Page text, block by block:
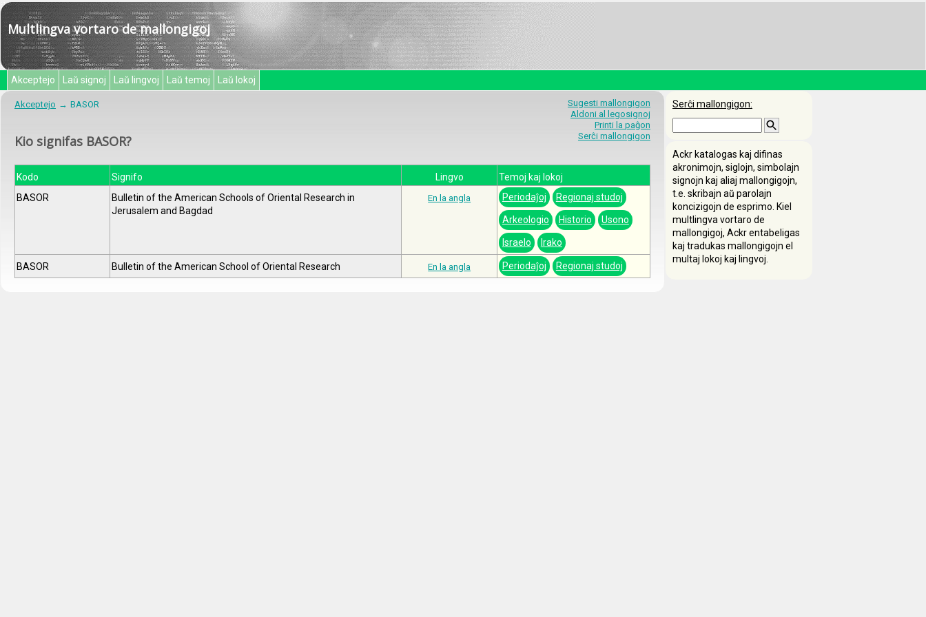
Multlingva vortaro de mallongigoj
Akceptejo Laŭ signoj Laŭ lingvoj Laŭ temoj Laŭ lokoj
Sugesti mallongigon
Aldoni al legosignoj
Printi la paĝon
Serĉi mallongigon
Akceptejo BASOR
Kio signifas BASOR?
Kodo Signifo Lingvo
Temoj kaj lokoj
BASOR
Bulletin of the American Schools of Oriental Research in
Jerusalem and Bagdad
En la angla Periodaĵoj Regionaj studoj
Arkeologio Historio Usono
Israelo Irako
BASOR Bulletin of the American School of Oriental Research En la angla Periodaĵoj Regionaj studoj
Serĉi mallongigon:
Ackr katalogas kaj difinas
akronimojn, siglojn, simbolajn
signojn kaj aliaj mallongigojn,
t.e. skribajn aŭ parolajn
koncizigojn de esprimo. Kiel
multlingva vortaro de
mallongigoj, Ackr entabeligas
kaj tradukas mallongigojn el
multaj lokoj kaj lingvoj.